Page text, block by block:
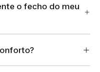
o fecho do meu